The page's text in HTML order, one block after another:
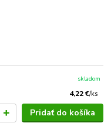
4,22 €/ks
skladom
Pridať do košíka